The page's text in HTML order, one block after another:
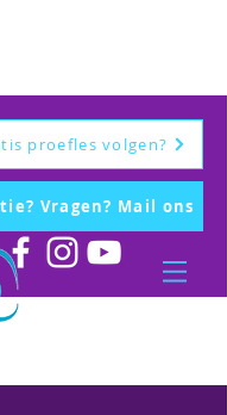
proefles volgen?
Vragen? Mail ons